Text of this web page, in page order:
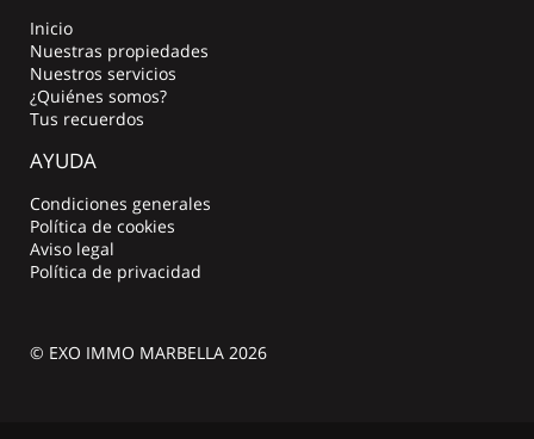
Inicio
Nuestras propiedades
Nuestros servicios
¿Quiénes somos?
Tus recuerdos
AYUDA
Condiciones generales
Política de cookies
Aviso legal
Política de privacidad
© EXO IMMO MARBELLA 2026